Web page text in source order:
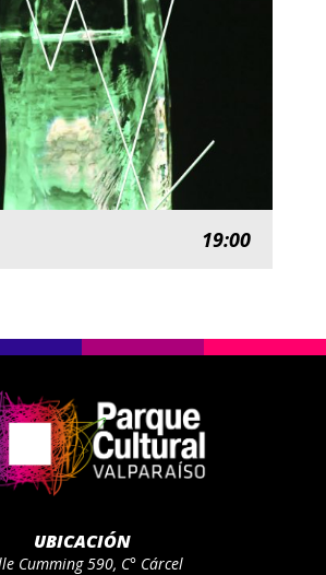
19:00
UBICACIÓN
Cumming 590, C° Cárcel